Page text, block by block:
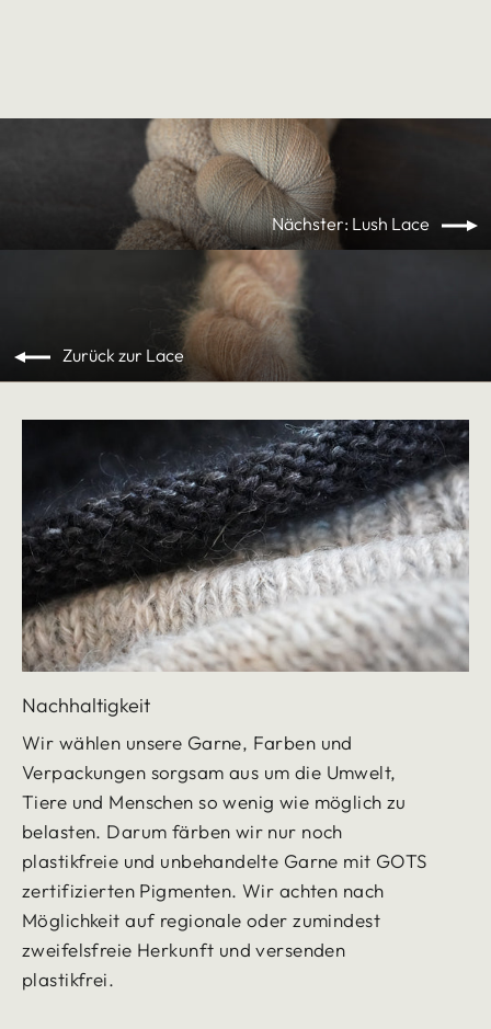
Nächster: Lush Lace
Zurück zur Lace
Nachhaltigkeit
Wir wählen unsere Garne, Farben und
Verpackungen sorgsam aus um die Umwelt,
Tiere und Menschen so wenig wie möglich zu
belasten. Darum färben wir nur noch
plastikfreie und unbehandelte Garne mit GOTS
zertifizierten Pigmenten. Wir achten nach
Möglichkeit auf regionale oder zumindest
zweifelsfreie Herkunft und versenden
plastikfrei.